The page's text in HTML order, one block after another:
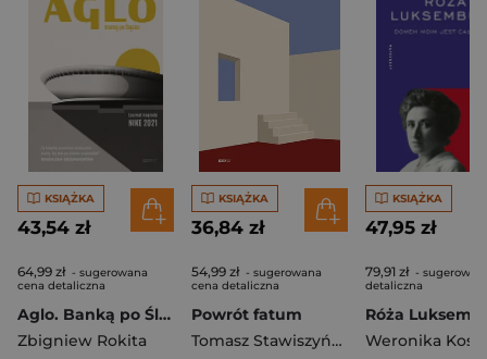
KSIĄŻKA
43,54 zł
64,99 zł - sugerowana
cena detaliczna
Aglo. Banką po Śląsku
Zbigniew Rokita
KSIĄŻKA
36,84 zł
54,99 zł - sugerowana
cena detaliczna
Powrót fatum
Tomasz Stawiszyński
KSIĄŻKA
47,95 zł
79,91 zł -
detaliczna
Weronika